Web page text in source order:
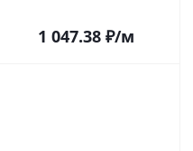
1 047.38₽/м